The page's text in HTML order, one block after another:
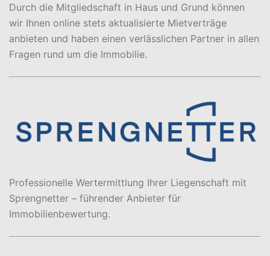
Durch die Mitgliedschaft in Haus und Grund können
wir Ihnen online stets aktualisierte Mietverträge
anbieten und haben einen verlässlichen Partner in allen
Fragen rund um die Immobilie.
Professionelle Wertermittlung Ihrer Liegenschaft mit
Sprengnetter – führender Anbieter für
Immobilienbewertung.